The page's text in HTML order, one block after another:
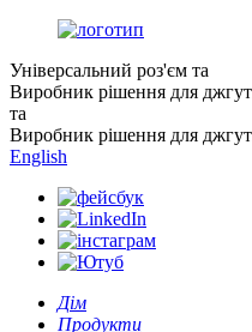
Універсальний роз'єм та
Виробник рішення для
та
Виробник рішення для
English
Дім
Продукти